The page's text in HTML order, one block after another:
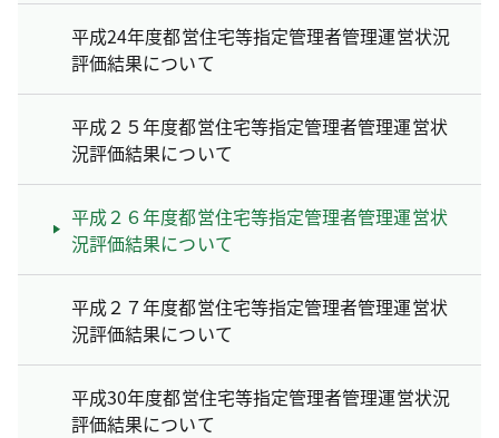
平成24年度都営住宅等指定管理者管理運営状況
評価結果について
平成２５年度都営住宅等指定管理者管理運営状
況評価結果について
平成２６年度都営住宅等指定管理者管理運営状
況評価結果について
平成２７年度都営住宅等指定管理者管理運営状
況評価結果について
平成30年度都営住宅等指定管理者管理運営状況
評価結果について